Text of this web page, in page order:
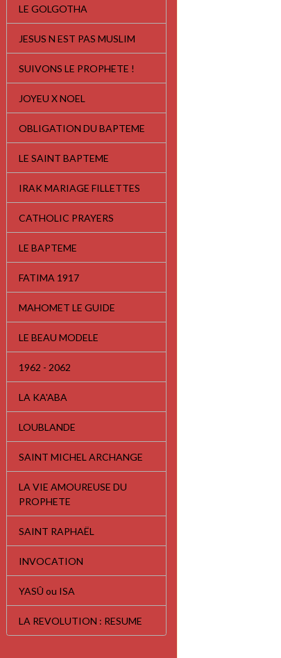
LE GOLGOTHA
JESUS N EST PAS MUSLIM
SUIVONS LE PROPHETE !
JOYEU X NOEL
OBLIGATION DU BAPTEME
LE SAINT BAPTEME
IRAK MARIAGE FILLETTES
CATHOLIC PRAYERS
LE BAPTEME
FATIMA 1917
MAHOMET LE GUIDE
LE BEAU MODELE
1962 - 2062
LA KA'ABA
LOUBLANDE
SAINT MICHEL ARCHANGE
LA VIE AMOUREUSE DU
PROPHETE
SAINT RAPHAËL
INVOCATION
YASÛ ou ISA
LA REVOLUTION : RESUME